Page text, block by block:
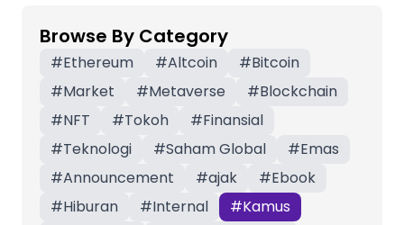
Browse By Category
#Ethereum #Altcoin #Bitcoin
#Market #Metaverse #Blockchain
#NFT #Tokoh #Finansial
#Teknologi #Saham Global #Emas
#Announcement #ajak #Ebook
#Hiburan #Internal #Kamus